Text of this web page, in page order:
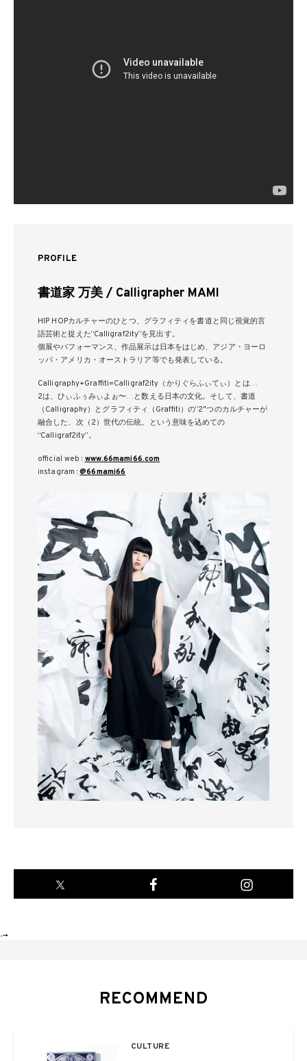
PROFILE
書道家 万美 / Calligrapher MAMI
HIP HOPカルチャーのひとつ、グラフィティを書道と同じ視覚的言
語芸術と捉えた“Calligraf2ity”を見出す。
個展やパフォーマンス、作品展示は日本をはじめ、アジア・ヨーロ
ッパ・アメリカ・オーストラリア等でも発表している。
Calligraphy+Graffiti=Calligraf2ity（かりぐらふぃてぃ）とは…
2は、ひぃふぅみぃよぉ〜…と数える日本の文化。そして、書道
（Calligraphy）とグラフィティ（Graffiti）の”2″つのカルチャーが
融合した、次（2）世代の伝統。という意味を込めての
“Calligraf2ity”。
official web : www.66mami66.com
instagram :@66mami66
-->
RECOMMEND
CULTURE